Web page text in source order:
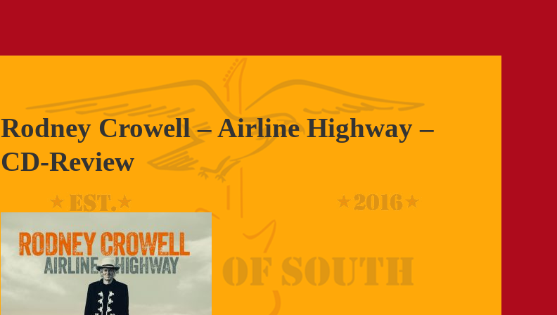
Rodney Crowell – Airline Highway –
CD-Review